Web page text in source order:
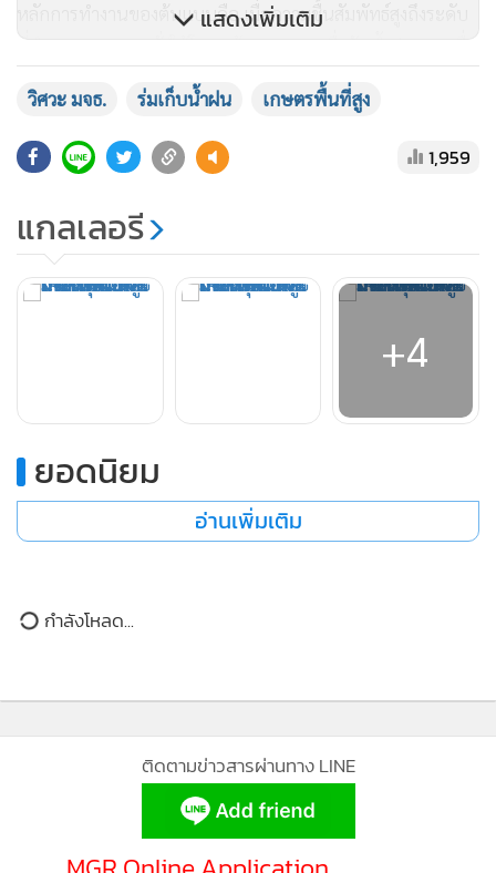
หลักการทำงานของต้นแบบคือ เมื่อความชื้นสัมพัทธ์สูงถึงระดับ
ที่กำหนด ระบบจะสั่งให้โครงสร้างกางออกเพื่อรับน้ำฝน และเมื่อ
ฝนหยุดจนความชื้นลดลง ระบบจะสั่งให้หุบกลับโดยอัตโนมัติ
ทำให้อุปกรณ์ไม่ต้องกางทิ้งไว้ตลอดเวลา ช่วยลดการสะสมของสิ่ง
สกปรก ใบไม้ และฝุ่นละอองบนแผ่นรับน้ำ โดยต้นแบบมีพื้นที่
รับน้ำประมาณ 4.06 ตารางเมตร ต้นทุนประมาณ 7,972 บาทต่อ
สามารถเก็บน้ำได้ราว 284 ลิตรต่อเดือนต่อหน่วย อย่างไรก็ตาม
ตัวเลขดังกล่าวยังเป็นการประเมินเบื้องต้น จึงต้องนำต้นแบบไป
ทดสอบในพื้นที่จริงเพิ่มเติม เพื่อประเมินประสิทธิภาพภายใต้
สภาพฝน ลม และการใช้งานจริงของสถานีเกษตรหลวงอ่างขาง
ออกแบบครั้งเดียวแล้วสำเร็จ แต่ผ่านการทดลอง แก้ปัญหา
และปรับแบบซ้ำหลายรอบ ความท้าทายสำคัญคือการทำให้
ระบบกางและหุบได้จริง เพราะระหว่างพัฒนาเราเจอปัญหา
โครงสร้างรับแรงได้ไม่ดี และเชือกพันกับแกนหมุน ทำให้ต้อง
มอเตอร์ และปรับระบบกลไกให้ทำงานนิ่งขึ้น เพื่อให้ต้นแบบมี
โอกาสใช้งานได้จริงในสภาพพื้นที่สูง”..........นายศุภบุตรกล่าว
จุดสำคัญของโครงงานนี้อยู่ที่การออกแบบระบบเก็บน้ำขนาด
เล็กที่สามารถติดตั้งซ้ำได้หลายจุดตามสภาพพื้นที่ หากพัฒนา
ต่อยอดไปสู่การใช้งานจริง ระบบลักษณะนี้จะช่วยเก็บน้ำฝนไว้
แสดงเพิ่มเติม
วิศวะ มจธ. ร่มเก็บน้ำฝน เกษตรพื้นที่สูง
1,959
แกลเลอรี
+4
ยอดนิยม
อ่านเพิ่มเติม
ติดตามข่าวสารผ่านทาง LINE
MGR Online Application